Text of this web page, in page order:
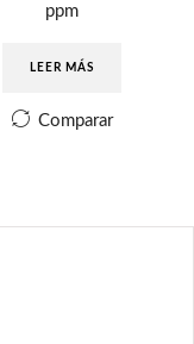
ppm
LEER MÁS
Comparar